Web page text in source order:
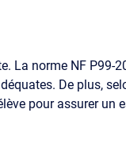
La norme NF P99-
De plus,
pour assurer un